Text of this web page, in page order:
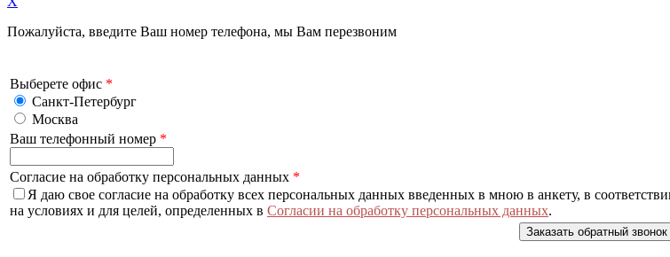
Пожалуйста, введите Ваш номер телефона, мы Вам перезвоним
Выберете офис *
Санкт-Петербург
Москва
Ваш телефонный номер *
Согласие на обработку персональных данных *
Я даю свое согласие на обработку всех персональных данных введенных в мною в анкету, в
на условиях и для целей, определенных в Согласии на обработку персональных данных.